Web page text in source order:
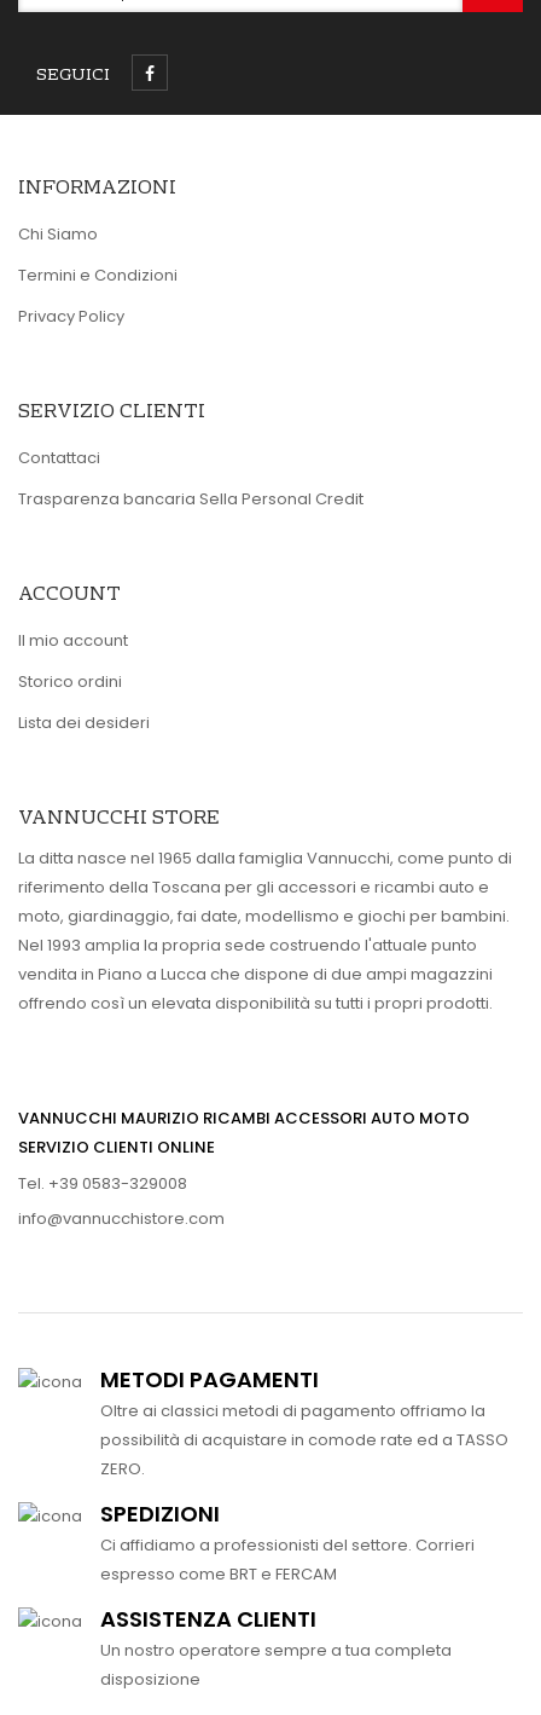
SEGUICI
INFORMAZIONI
Chi Siamo
Termini e Condizioni
Privacy Policy
SERVIZIO CLIENTI
Contattaci
Trasparenza bancaria Sella Personal Credit
ACCOUNT
Il mio account
Storico ordini
Lista dei desideri
VANNUCCHI STORE
La ditta nasce nel 1965 dalla famiglia Vannucchi, come punto di
riferimento della Toscana per gli accessori e ricambi auto e
moto, giardinaggio, fai date, modellismo e giochi per bambini.
Nel 1993 amplia la propria sede costruendo l'attuale punto
vendita in Piano a Lucca che dispone di due ampi magazzini
offrendo così un elevata disponibilità su tutti i propri prodotti.
VANNUCCHI MAURIZIO RICAMBI ACCESSORI AUTO MOTO
SERVIZIO CLIENTI ONLINE
Tel. +39 0583-329008
info@vannucchistore.com
METODI PAGAMENTI
Oltre ai classici metodi di pagamento offriamo la
possibilità di acquistare in comode rate ed a TASSO
ZERO.
SPEDIZIONI
Ci affidiamo a professionisti del settore. Corrieri
espresso come BRT e FERCAM
ASSISTENZA CLIENTI
Un nostro operatore sempre a tua completa
disposizione